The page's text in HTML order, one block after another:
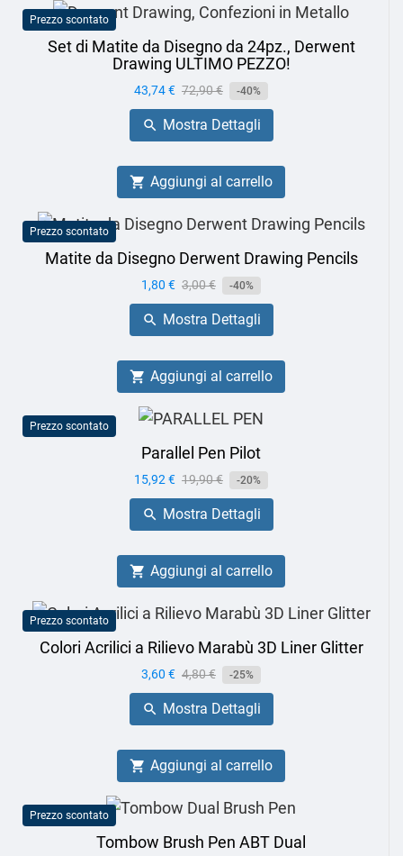
Prezzo scontato
Set di Matite da Disegno da 24pz., Derwent
Drawing ULTIMO PEZZO!
Prezzo
43,74 € Prezzo
base
72,90 € -40%
 Mostra Dettagli
 Aggiungi al carrello
Prezzo scontato
Matite da Disegno Derwent Drawing Pencils
Prezzo
1,80 € Prezzo
base
3,00 € -40%
 Mostra Dettagli
 Aggiungi al carrello
Prezzo scontato
Parallel Pen Pilot
Prezzo
15,92 € Prezzo
base
19,90 € -20%
 Mostra Dettagli
 Aggiungi al carrello
Prezzo scontato
Colori Acrilici a Rilievo Marabù 3D Liner Glitter
Prezzo
3,60 € Prezzo
base
4,80 € -25%
 Mostra Dettagli
 Aggiungi al carrello
Prezzo scontato
Tombow Brush Pen ABT Dual